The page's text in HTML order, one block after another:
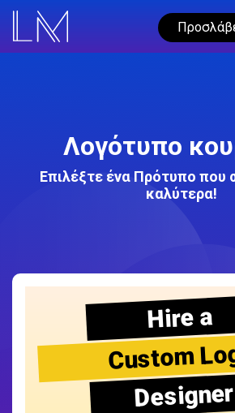
Λογότυπο
Επιλέξτε ένα Πρότυπο που
καλύτερα!
Hire a
Custom
Designer